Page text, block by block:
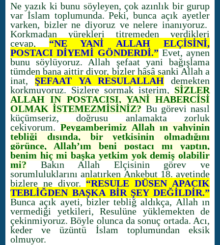
Ne yazık ki bunu söyleyen, çok azınlık bir gurup
var İslam toplumunda. Peki, bunca açık ayetler
varken, bizler ne diyoruz ve nelere inanıyoruz.
Korkmadan yürekleri titremeden verdikleri
cevap, “NE YANİ ALLAH ELÇİSİNİ,
POSTACI DİYEMİ GÖNDERDİ.” Evet, aynen
bunu söylüyoruz. Allah şefaat yani bağışlama
tümden bana aittir diyor, bizler hâşâ sanki Allah a
inat, ŞEFAAT YA RESULALLAHdemekten
korkmuyoruz. Sizlere sormak isterim, SİZLER
ALLAH IN POSTACISI, YANİ HABERCİSİ
OLMAK İSTEMEZMİSİNİZ? Bu görevi nasıl
küçümseriz, doğrusu anlamakta zorluk
çekiyorum.Peygamberimiz Allah ın yahyinin
tebliği dışında, bir yetkisinin olmadığını
görünce, Allah’ım beni postacı mı yaptın,
benim hiç mi başka yetkim yok demiş olabilir
mi? Bakın Allah Elçisinin görev ve
sorumluluklarını anlatırken Ankebut 18. ayetinde
bizlere ne diyor. “RESULE DÜŞEN APAÇIK
TEBLİĞDEN BAŞKA BİR ŞEY DEĞİLDİR.”
Bunca açık ayeti, bizler tebliğ aldıkça, Allah ın
vermediği yetkileri, Resulüne yüklemekten de
çekinmiyoruz. Böyle olunca da sonuç ortada. Acı,
keder ve üzüntü İslam toplumundan eksik
olmuyor.